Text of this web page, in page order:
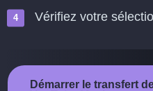
Vérifiez votre
Démarrer le transfert